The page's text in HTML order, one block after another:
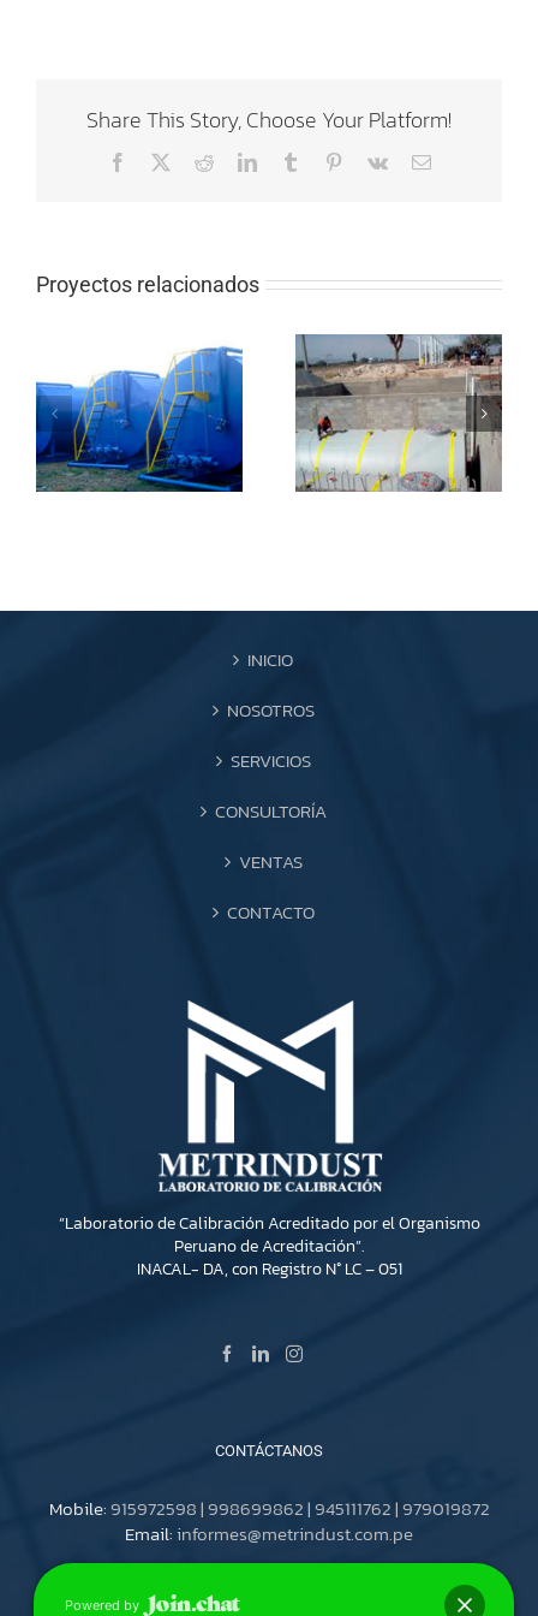
Share This Story, Choose Your Platform!
Facebook RedditLinkedInTumblr Pinterest
Vk
Correo
Proyectos relacionados
INICIO
NOSOTROS
SERVICIOS
CONSULTORÍA
VENTAS
CONTACTO
“Laboratorio de Calibración Acreditado por el Organismo
Peruano de Acreditación”.
INACAL- DA, con Registro N° LC – 051
CONTÁCTANOS
Mobile:915972598 | 998699862 | 945111762 | 979019872
Email:informes@metrindust.com.pe
Powered by